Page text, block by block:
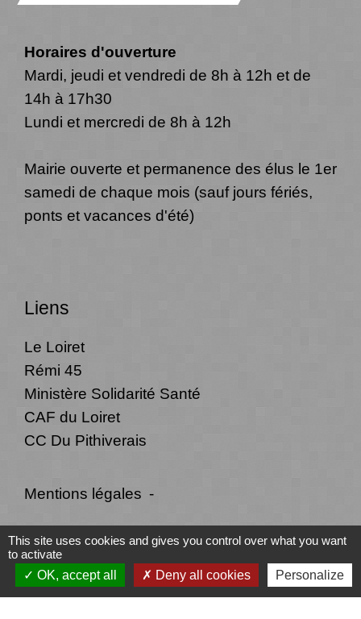
Horaires d'ouverture
Mardi, jeudi et vendredi de 8h à 12h et de
14h à 17h30
Lundi et mercredi de 8h à 12h
Mairie ouverte et permanence des élus le 1er
samedi de chaque mois (sauf jours fériés,
ponts et vacances d'été)
Liens
Le Loiret
Rémi 45
Ministère Solidarité Santé
CAF du Loiret
CC Du Pithiverais
Mentions légales -
Politique de confidentialité - Accessibilité -
Plan du site - Gestion des cookies
This site uses cookies and gives you control over what you want
to activate
OK, accept all
Deny all cookies Personalize